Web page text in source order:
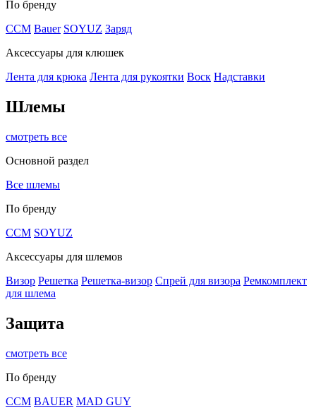
По бренду
CCM Bauer SOYUZ Заряд
Аксессуары для клюшек
Лента для крюка Лента для рукоятки Воск Надставки
Шлемы
смотреть все
Основной раздел
Все шлемы
По бренду
CCM SOYUZ
Аксессуары для шлемов
Визор Решетка Решетка-визор Спрей для визора Ремкомплект
для шлема
Защита
смотреть все
По бренду
CCM BAUER MAD GUY